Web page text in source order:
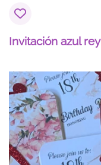
Invitación azul rey